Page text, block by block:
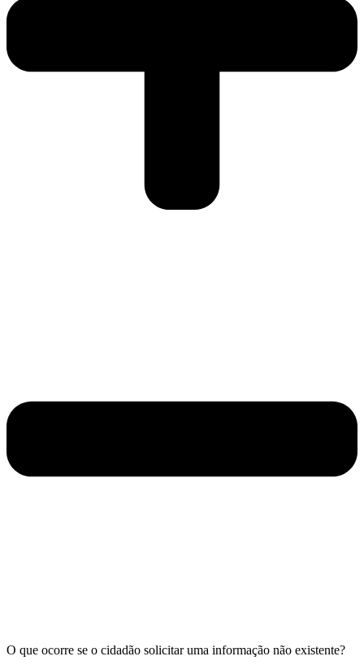
O que ocorre se o cidadão solicitar uma informação não existente?